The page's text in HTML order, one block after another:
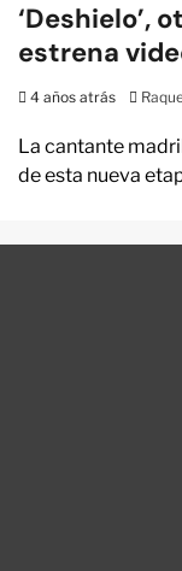
‘Deshielo’,
estrena
4 años atrás
La cantante
de esta nueva